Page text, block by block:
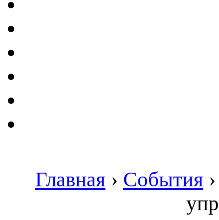
Главная › События